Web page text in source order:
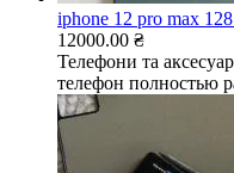
iphone 12 pro max
12000.00 ₴
Телефони та
телефон полностью